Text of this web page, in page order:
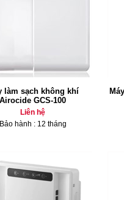
làm sạch không khí
Airocide GCS-100
Liên hệ
Bảo hành : 12 tháng